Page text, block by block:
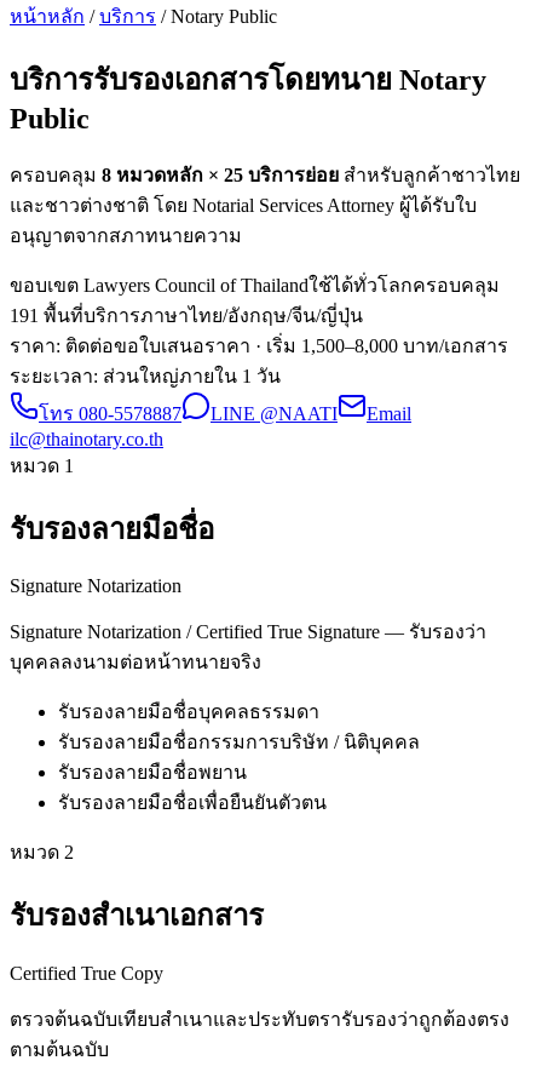
หน้าหลัก / บริการ / Notary Public
บริการรับรองเอกสารโดยทนาย Notary
Public
ครอบคลุม 8 หมวดหลัก × 25 บริการย่อย สำหรับลูกค้าชาวไทย
และชาวต่างชาติ โดย Notarial Services Attorney ผู้ได้รับใบ
อนุญาตจากสภาทนายความ
ขอบเขต Lawyers Council of Thailandใช้ได้ทั่วโลกครอบคลุม
191 พื้นที่บริการภาษาไทย/อังกฤษ/จีน/ญี่ปุ่น
ราคา: ติดต่อขอใบเสนอราคา · เริ่ม 1,500–8,000 บาท/เอกสาร
ระยะเวลา: ส่วนใหญ่ภายใน 1 วัน
โทร 080-5578887 LINE @NAATI
Email
ilc@thainotary.co.th
หมวด 1
รับรองลายมือชื่อ
Signature Notarization
Signature Notarization / Certified True Signature — รับรองว่า
บุคคลลงนามต่อหน้าทนายจริง
รับรองลายมือชื่อบุคคลธรรมดา
รับรองลายมือชื่อกรรมการบริษัท / นิติบุคคล
รับรองลายมือชื่อพยาน
รับรองลายมือชื่อเพื่อยืนยันตัวตน
หมวด 2
รับรองสำเนาเอกสาร
Certified True Copy
ตรวจต้นฉบับเทียบสำเนาและประทับตรารับรองว่าถูกต้องตรง
ตามต้นฉบับ